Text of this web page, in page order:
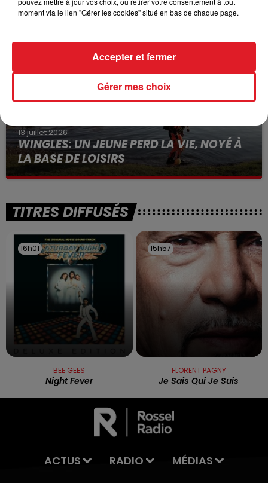
VOLONTAIRE EN COURS, APRÈS LA...
13 juillet 2026
WINGLES: UN JEUNE PERD LA VIE, NOYÉ À
LA BASE DE LOISIRS
La victime a coulé à pic
TITRES DIFFUSÉS
16h01
16h01
BEE GEES
Night Fever
15h57
15h57
FLORENT PAGNY
Je Sais Qui Je Suis
ACTUS RADIO
MÉDIAS
moment via le lien "Gérer les cookies" situé en bas de chaque page.
Gérer mes choix
Accepter et fermer